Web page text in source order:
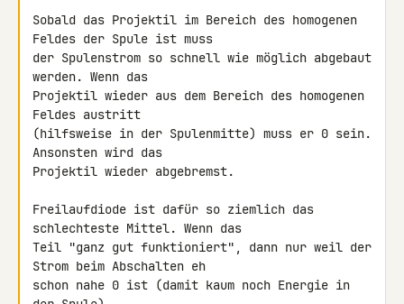
Sobald das Projektil im Bereich des homogenen
Feldes der Spule ist muss
der Spulenstrom so schnell wie möglich abgebaut
werden. Wenn das
Projektil wieder aus dem Bereich des homogenen
Feldes austritt
(hilfsweise in der Spulenmitte) muss er 0 sein.
Ansonsten wird das
Projektil wieder abgebremst.
Freilaufdiode ist dafür so ziemlich das
schlechteste Mittel. Wenn das
Teil "ganz gut funktioniert", dann nur weil der
Strom beim Abschalten eh
schon nahe 0 ist (damit kaum noch Energie in